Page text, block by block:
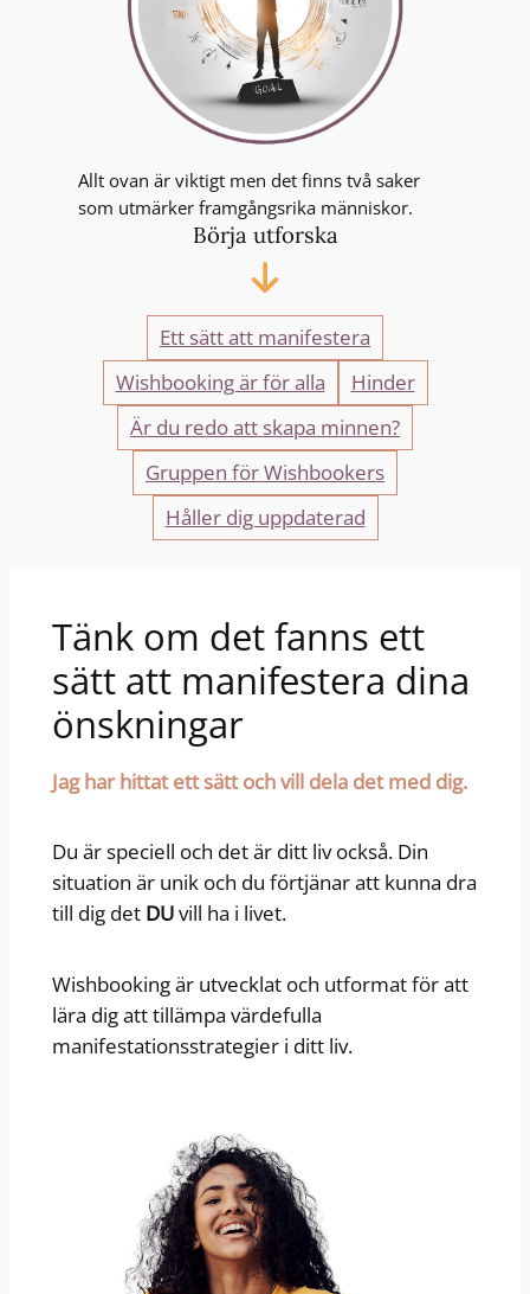
Allt ovan är viktigt men det finns två saker
som utmärker framgångsrika människor.
Börja utforska
Ett sätt att manifestera
Wishbooking är för alla
Hinder
Är du redo att skapa minnen?
Gruppen för Wishbookers
Håller dig uppdaterad
Tänk om det fanns ett
sätt att manifestera dina
önskningar
Jag har hittat ett sätt och vill dela det med dig.
Du är speciell och det är ditt liv också. Din
situation är unik och du förtjänar att kunna dra
till dig det DUvill ha i livet.
Wishbooking är utvecklat och utformat för att
lära dig att tillämpa värdefulla
manifestationsstrategier i ditt liv.